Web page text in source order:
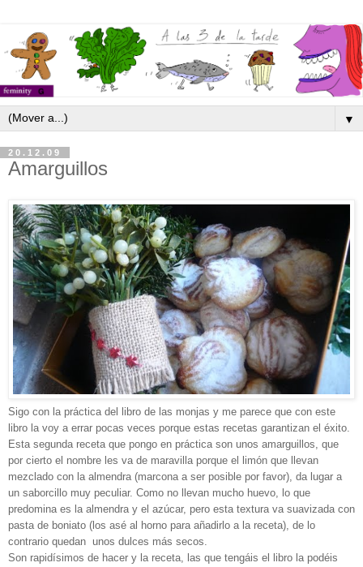
▼
20.12.09
Amarguillos
Sigo con la práctica del libro de las monjas y me parece que con este
libro la voy a errar pocas veces porque estas recetas garantizan el éxito.
Esta segunda receta que pongo en práctica son unos amarguillos, que
por cierto el nombre les va de maravilla porque el limón que llevan
mezclado con la almendra (marcona a ser posible por favor), da lugar a
un saborcillo muy peculiar. Como no llevan mucho huevo, lo que
predomina es la almendra y el azúcar, pero esta textura va suavizada con
pasta de boniato (los asé al horno para añadirlo a la receta), de lo
contrario quedan unos dulces más secos.
Son rapidísimos de hacer y la receta, las que tengáis el libro la podéis